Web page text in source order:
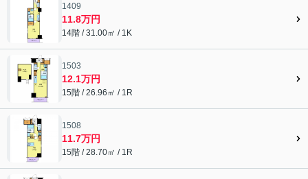
1409
11.8万円
14階 / 31.00㎡ / 1K
1503
12.1万円
15階 / 26.96㎡ / 1R
1508
11.7万円
15階 / 28.70㎡ / 1R